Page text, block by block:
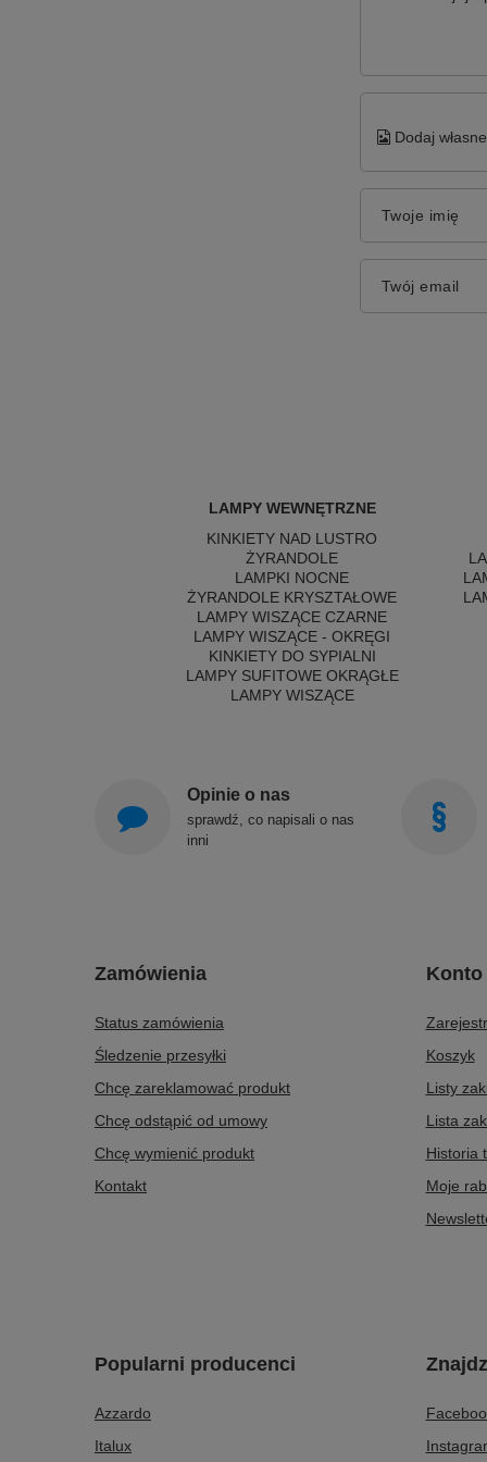
Dodaj
Twoje imię
Twój email
LAMPY WEWNĘTRZNE
KINKIETY NAD LUSTRO
ŻYRANDOLE
LAMPKI NOCNE
ŻYRANDOLE KRYSZTAŁOWE
LAMPY WISZĄCE CZARNE
LAMPY WISZĄCE - OKRĘGI
KINKIETY DO SYPIALNI
LAMPY SUFITOWE OKRĄGŁE
LAMPY WISZĄCE
Opinie o nas
sprawdź, co napisali o nas
inni
Zamówienia
Status zamówienia
Śledzenie przesyłki
Chcę zareklamować produkt
Chcę odstąpić od umowy
Chcę wymienić produkt
Kontakt
Konto
Koszyk
Listy
Lista
Historia
Moje
Popularni producenci
Azzardo
Italux